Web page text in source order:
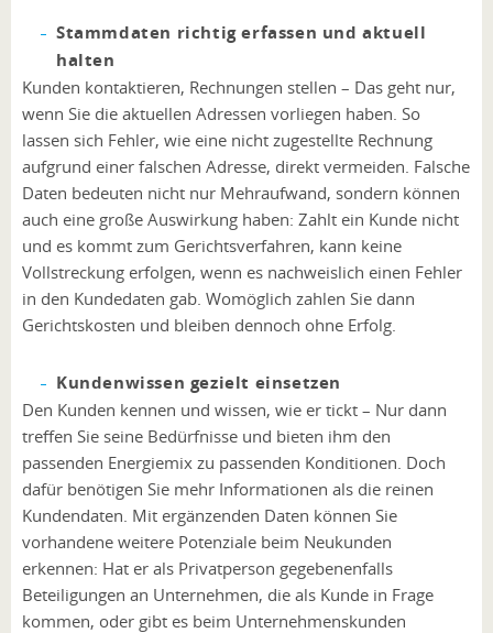
Stammdaten richtig erfassen und aktuell
halten
Kunden kontaktieren, Rechnungen stellen – Das geht nur,
wenn Sie die aktuellen Adressen vorliegen haben. So
lassen sich Fehler, wie eine nicht zugestellte Rechnung
aufgrund einer falschen Adresse, direkt vermeiden. Falsche
Daten bedeuten nicht nur Mehraufwand, sondern können
auch eine große Auswirkung haben: Zahlt ein Kunde nicht
und es kommt zum Gerichtsverfahren, kann keine
Vollstreckung erfolgen, wenn es nachweislich einen Fehler
in den Kundedaten gab. Womöglich zahlen Sie dann
Gerichtskosten und bleiben dennoch ohne Erfolg.
Kundenwissen gezielt einsetzen
Den Kunden kennen und wissen, wie er tickt – Nur dann
treffen Sie seine Bedürfnisse und bieten ihm den
passenden Energiemix zu passenden Konditionen. Doch
dafür benötigen Sie mehr Informationen als die reinen
Kundendaten. Mit ergänzenden Daten können Sie
vorhandene weitere Potenziale beim Neukunden
erkennen: Hat er als Privatperson gegebenenfalls
Beteiligungen an Unternehmen, die als Kunde in Frage
kommen, oder gibt es beim Unternehmenskunden